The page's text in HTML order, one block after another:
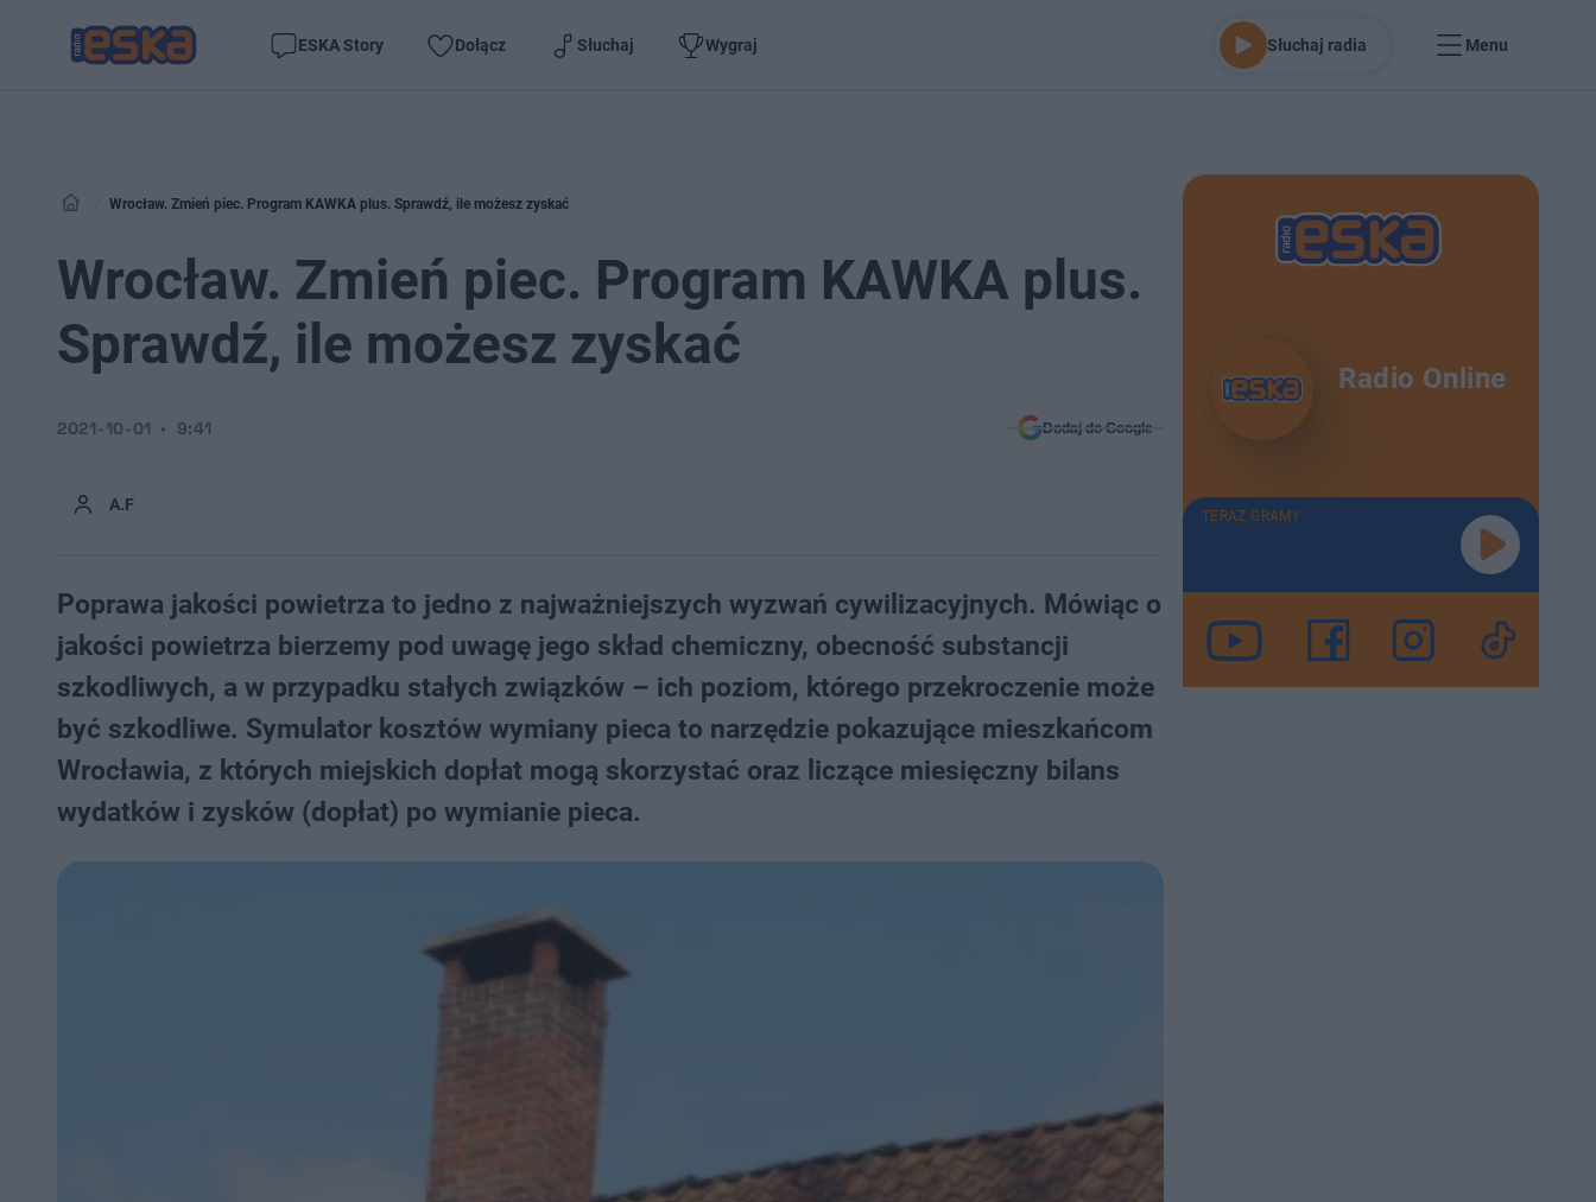
ESKA Story Dołącz Słuchaj Wygraj Słuchaj radia Menu
Wrocław. Zmień piec. Program KAWKA plus. Sprawdź, ile możesz zyskać
Wrocław. Zmień piec. Program KAWKA plus.
Sprawdź, ile możesz zyskać
A.F
2021-10-01 9:41 Dodaj do Google
Poprawa jakości powietrza to jedno z najważniejszych wyzwań cywilizacyjnych. Mówiąc o
jakości powietrza bierzemy pod uwagę jego skład chemiczny, obecność substancji
szkodliwych, a w przypadku stałych związków – ich poziom, którego przekroczenie może
być szkodliwe. Symulator kosztów wymiany pieca to narzędzie pokazujące mieszkańcom
Wrocławia, z których miejskich dopłat mogą skorzystać oraz liczące miesięczny bilans
wydatków i zysków (dopłat) po wymianie pieca.
Radio Online
TERAZ GRAMY